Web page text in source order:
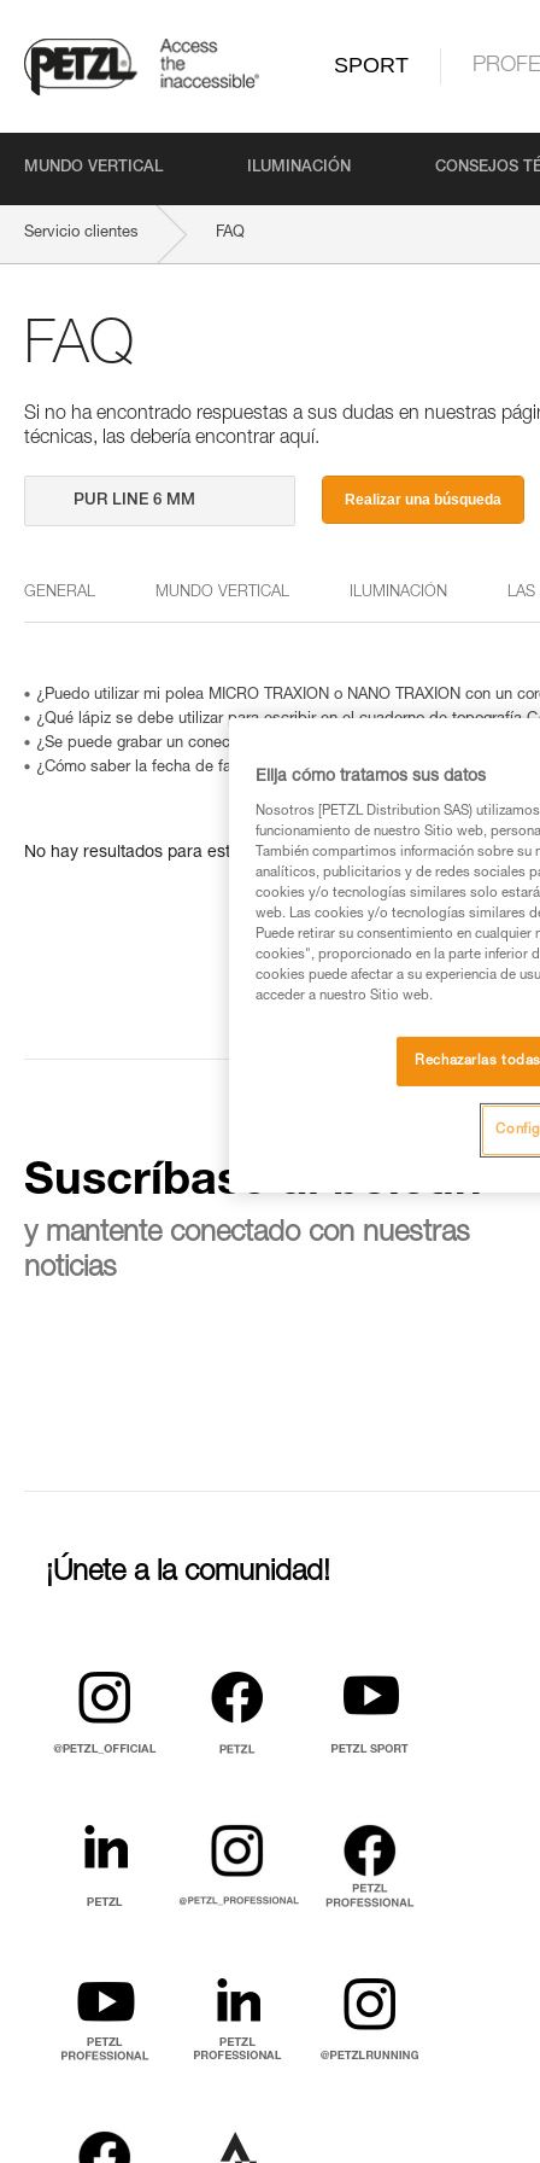
SPORT
MUNDO VERTICAL ILUMINACIÓN CONSEJOS
Servicio clientes FAQ
FAQ
Si no ha encontrado respuestas a sus dudas en nuestras
técnicas, las debería encontrar aquí.
Realizar una búsqueda
GENERAL MUNDO VERTICAL ILUMINACIÓN LAS
¿Puedo utilizar mi polea MICRO TRAXION o NANO TRAXION con un
¿Qué lápiz se debe utilizar para escribir en el cuaderno de topografía
¿Se puede grabar un conector? o ¿cómo identificar un producto cuyo
¿Cómo saber la fecha de fabricación de mi EPI?
No hay resultados para esta búsqueda
Suscríbase al boletín
y mantente conectado con nuestras
noticias
¡Únete a la comunidad!
Elija cómo tratamos sus datos
Nosotros [PETZL Distribution SAS)
funcionamiento de nuestro Sitio web,
También compartimos información sobre
analíticos, publicitarios y de redes sociales
cookies y/o tecnologías similares solo
web. Las cookies y/o tecnologías similares
Puede retirar su consentimiento en
cookies", proporcionado en la parte inferior
cookies puede afectar a su experiencia de
acceder a nuestro Sitio web.
Rechazarlas